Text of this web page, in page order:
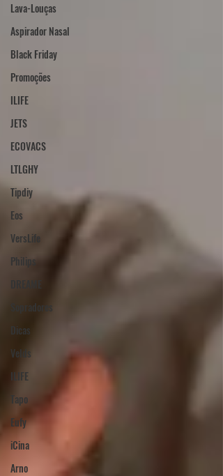
Lava-Louças
Aspirador Nasal
Black Friday
Promoções
ILIFE
JETS
ECOVACS
LTLGHY
Tipdiy
Eos
VersLife
Philips
Sopradores
Dicas
Velds
ILIFE
Tapo
Eufy
iCina
Arno